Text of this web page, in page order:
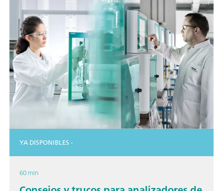
YA DISPONIBLES -
60 min